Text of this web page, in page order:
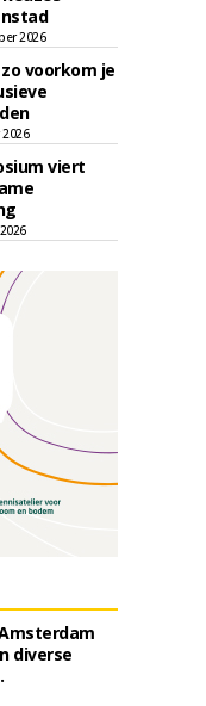
2026
voorkom je
viert
diverse